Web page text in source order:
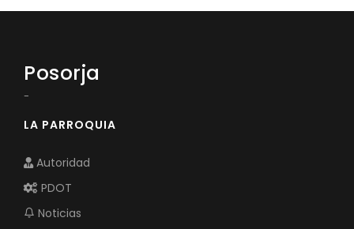
Posorja
-
LA PARROQUIA
Autoridad
PDOT
Noticias